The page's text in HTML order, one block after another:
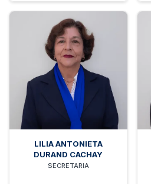
LILIA ANTONIETA
DURAND CACHAY
SECRETARIA